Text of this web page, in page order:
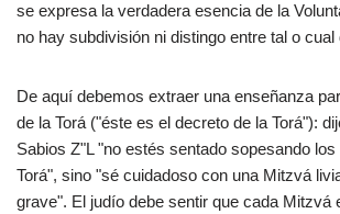
se expresa la verdadera esencia de la
no hay subdivisión ni distingo entre tal o cual
De aquí debemos extraer una enseñanza
de la Torá ("éste es el decreto de la Torá"):
Sabios Z"L "no estés sentado sopesando
Torá", sino "sé cuidadoso con una Mitzvá
grave". El judío debe sentir que cada Mitzvá